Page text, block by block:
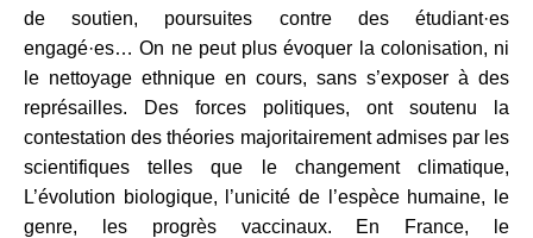
de soutien, poursuites contre des étudiant·es
engagé·es… On ne peut plus évoquer la colonisation, ni
le nettoyage ethnique en cours, sans s’exposer à des
représailles. Des forces politiques, ont soutenu la
contestation des théories majoritairement admises par les
scientifiques telles que le changement climatique,
L’évolution biologique, l’unicité de l’espèce humaine, le
genre, les progrès vaccinaux. En France, le